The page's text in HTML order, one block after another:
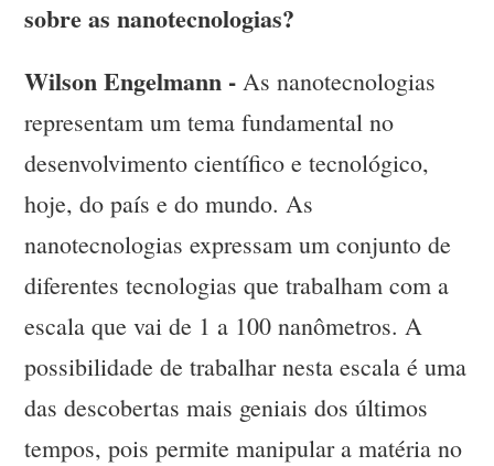
sobre as nanotecnologias?
Wilson Engelmann - As nanotecnologias
representam um tema fundamental no
desenvolvimento científico e tecnológico,
hoje, do país e do mundo. As
nanotecnologias expressam um conjunto de
diferentes tecnologias que trabalham com a
escala que vai de 1 a 100 nanômetros. A
possibilidade de trabalhar nesta escala é uma
das descobertas mais geniais dos últimos
tempos, pois permite manipular a matéria no